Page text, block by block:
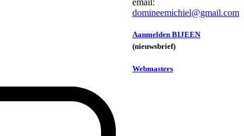
email:
domineemichiel@gmail.com
Aanmelden BIJEEN
(nieuwsbrief)
Webmasters